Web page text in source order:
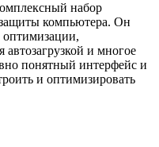
набор
компьютера. Он
оптимизации,
и многое
понятный интерфейс и
и оптимизировать